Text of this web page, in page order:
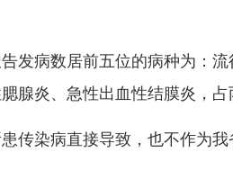
病数居前五位的病种为：
炎、急性出血性结膜炎，占
染病直接导致，也不作为我